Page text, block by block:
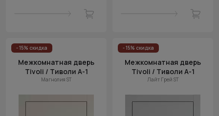
- 15% скидка
Межкомнатная дверь
Tivoli / Тиволи А-1
Магнолия ST
- 15% скидка
Межкомнатная дверь
Tivoli / Тиволи А-1
Лайт Грей ST